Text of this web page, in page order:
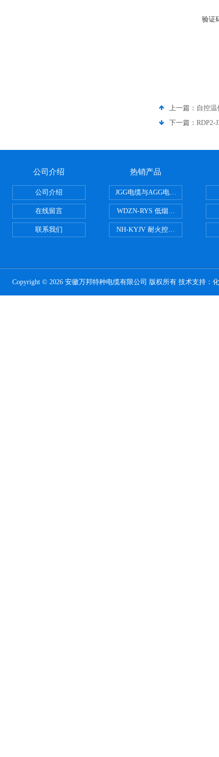
验证
上一篇： 自控
下一篇： RDP2-
公司介绍
公司介绍
在线留言
联系我们
热销产品
JGG电缆与AGG电缆有什么区别
WDZN-RYS 低烟无卤耐火双绞线
NH-KYJV 耐火控制电缆
Copyright © 2026 安徽万邦特种电缆有限公司 版权所有 技术支持：